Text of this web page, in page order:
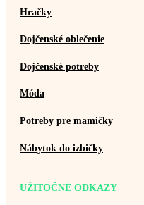
Hračky
Dojčenské oblečenie
Dojčenské potreby
Móda
Potreby pre mamičky
Nábytok do izbičky
UŽITOČNÉ ODKAZY